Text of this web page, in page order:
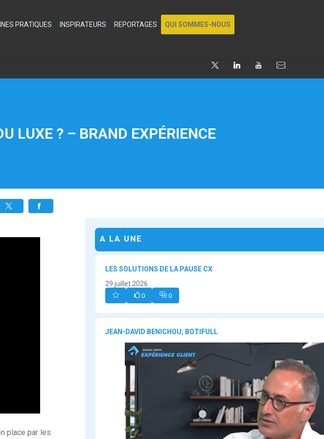
PRATIQUES INSPIRATEURS REPORTAGES QUI SOMMES-NOUS
LUXE ? – BRAND EXPÉRIENCE
place par les
A LA UNE
LES SOLUTIONS DE LA PAUSE CX
29 juillet 2026
0 0
JEAN-DAVID BENICHOU, BOTIFULL